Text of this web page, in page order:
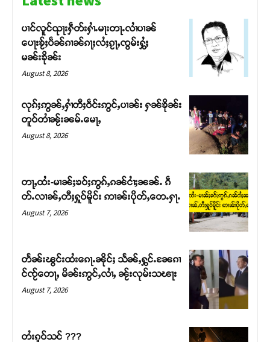
တႃႇႁႂ်ႈသဵင်ၵၢင်ၸႂ်ၵူၼ်းမိူင်း ၵူႈတီႈၵူႈလႅၼ်ပေႃးတေၸွ
တ်ႇ တူဝ်ႈလုမ်ႈၾႃႉၼၼ်ႉ ၶဝ်ႈႁူမ်ႈၵမ်ႉထႅမ် ၸုမ်းၶၢ
ဝ်ႇၽူႈတွႆႇႁွၵ်ႈ လႆႈယူႇၶႃႈဢေႃႈ။
ပၢင်လူင်ၺႃးႁဵတ်းႁၢႆႉမႃးတႃႉလၢႆပၢၼ် ​​
ပေႃးၶႂ်ႈပဵၼ်ၵၢၼ်ၵႃႈလႆႈၵႂႃႇၸွမ်းႁွႆႈ
မၼ်းၶိုၼ်း
August 8, 2026
လုၵ်ႈဢွၼ်ႇႁၢႆတီႈဝဵင်းဢွင်ႇပၢၼ်း ႁၼ်ၶိုၼ်း
တူဝ်တၢႆၼႂ်းၼမ်ႉမေႃႇ
August 8, 2026
တႃႇထႆး-မၢၼ်ႈၶဝ်ႈဢွၵ်ႇၵၼ်ငၢႆႈၼၼ်ႉ ၵဵ
တ်ႉလၢၼ်ႇတီႈႁူဝ်မိူင်း ဢၢၼ်းပိုတ်ႇတေႉႁႃႉ
August 7, 2026
တႅၼ်းၽွင်းထႆးၵေႃႉၼိုင်ႈ သႅၼ်ႇႁွင်ႉၼႄၵၢ
င်ၸႂ်တေႃႇ မိၼ်းဢွင်ႇလၢႆႇ ၼႂ်းလုမ်းသၽႃး
August 7, 2026
တႆးၵူဝ်သင် ???